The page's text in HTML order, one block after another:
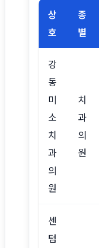
상
호
종
별
강
동
미
소
치
과
의
원
치
과
의
원
센
텀